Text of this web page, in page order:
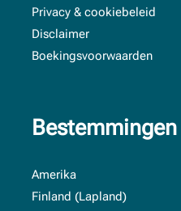
Privacy & cookiebeleid
Disclaimer
Boekingsvoorwaarden
Bestemmingen
Amerika
Finland (Lapland)